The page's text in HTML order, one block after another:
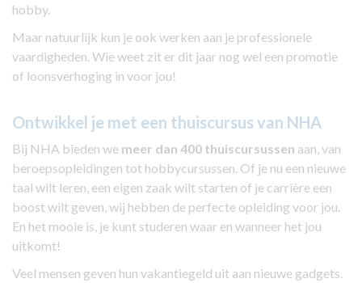
hobby.
Maar natuurlijk kun je ook werken aan je professionele
vaardigheden. Wie weet zit er dit jaar nog wel een promotie
of loonsverhoging in voor jou!
Ontwikkel je met een thuiscursus van NHA
Bij NHA bieden we meer dan 400 thuiscursussen aan, van
beroepsopleidingen tot hobbycursussen. Of je nu een nieuwe
taal wilt leren, een eigen zaak wilt starten of je carrière een
boost wilt geven, wij hebben de perfecte opleiding voor jou.
En het mooie is, je kunt studeren waar en wanneer het jou
uitkomt!
Veel mensen geven hun vakantiegeld uit aan nieuwe gadgets.